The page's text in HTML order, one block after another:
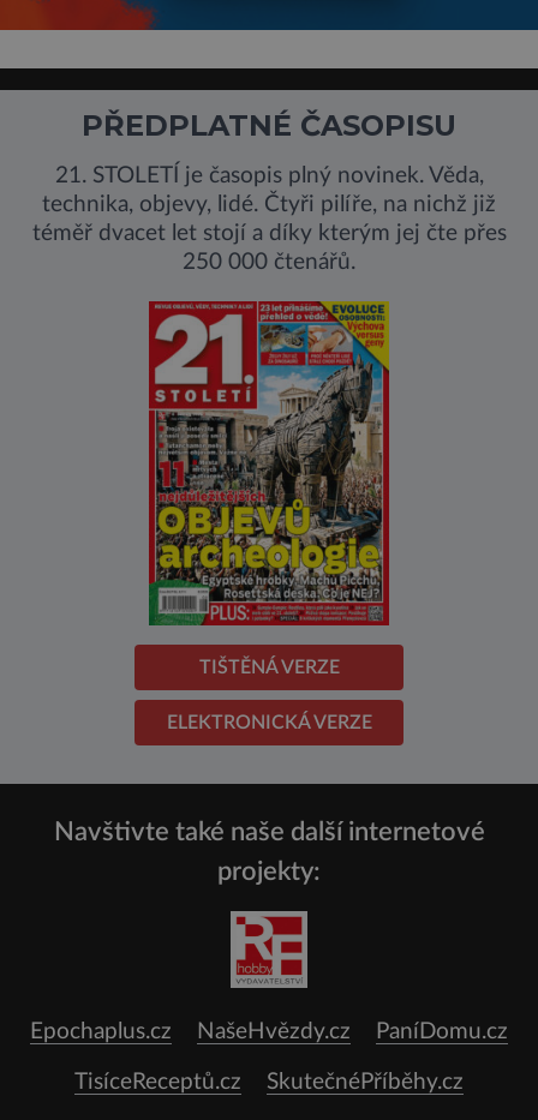
PŘEDPLATNÉ ČASOPISU
21. STOLETÍ je časopis plný novinek. Věda,
technika, objevy, lidé. Čtyři pilíře, na nichž již
téměř dvacet let stojí a díky kterým jej čte přes
250 000 čtenářů.
TIŠTĚNÁ VERZE
ELEKTRONICKÁ VERZE
Navštivte také naše další internetové
projekty:
Epochaplus.cz NašeHvězdy.cz PaníDomu.cz
TisíceReceptů.cz SkutečnéPříběhy.cz